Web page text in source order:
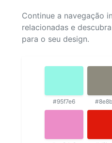
Continue a navegação
relacionadas e
para o seu design.
#95f7e6